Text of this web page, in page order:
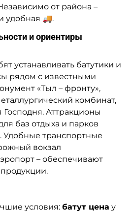
от района –
удобная 🚚.
и ориентиры
устанавливать батутики и
рядом с известными
«Тыл – фронту»,
комбинат,
Аттракционы
баз отдыха и парков
. Удобные транспортные
вокзал
– обеспечивают
условия: батут цена у